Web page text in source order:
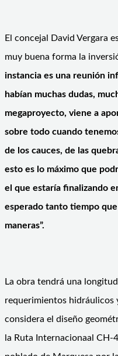
El concejal David Vergara
muy buena forma la
instancia es una reunión
habían muchas dudas,
megaproyecto, viene a
sobre todo cuando
de los cauces, de las
esto es lo máximo que
el que estaría finalizando
esperado tanto tiempo
maneras”.
La obra tendrá una
requerimientos hidráulicos
considera el diseño
la Ruta Internacionaal CH-